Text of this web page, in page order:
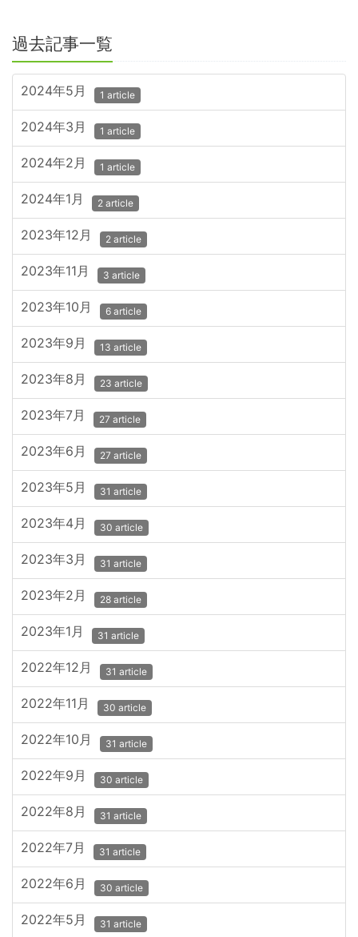
過去記事一覧
2024年5月 1 article
2024年3月 1 article
2024年2月 1 article
2024年1月 2 article
2023年12月 2 article
2023年11月 3 article
2023年10月 6 article
2023年9月 13 article
2023年8月 23 article
2023年7月 27 article
2023年6月 27 article
2023年5月 31 article
2023年4月 30 article
2023年3月 31 article
2023年2月 28 article
2023年1月 31 article
2022年12月 31 article
2022年11月 30 article
2022年10月 31 article
2022年9月 30 article
2022年8月 31 article
2022年7月 31 article
2022年6月 30 article
2022年5月 31 article